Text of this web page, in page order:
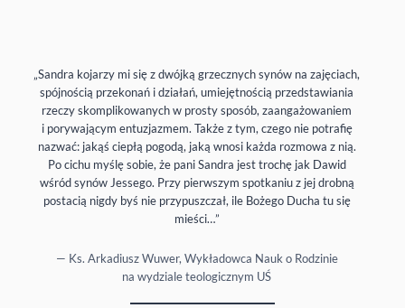
„Sandra kojarzy mi się z dwójką grzecznych synów na zajęciach,
spójnością przekonań i działań, umiejętnością przedstawiania
rzeczy skomplikowanych w prosty sposób, zaangażowaniem
i porywającym entuzjazmem. Także z tym, czego nie potrafię
nazwać: jakąś ciepłą pogodą, jaką wnosi każda rozmowa z nią.
Po cichu myślę sobie, że pani Sandra jest trochę jak Dawid
wśród synów Jessego. Przy pierwszym spotkaniu z jej drobną
postacią nigdy byś nie przypuszczał, ile Bożego Ducha tu się
mieści…”
— Ks. Arkadiusz Wuwer, Wykładowca Nauk o Rodzinie
na wydziale teologicznym UŚ